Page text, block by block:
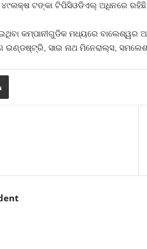
୪୯ଲକ୍ଷ ଟଙ୍କା ଟିପିସିଓଡିଏଲ୍‍ ଅଧିନରେ ରହିଛି
କମ୍ପାନୀଗୁଡିକ ମଧ୍ୟରେ
ଇଣ୍ଡଷ୍ଟ୍ରି, ସାଇ ନାଥ ମିନେରାଲ୍ସ,